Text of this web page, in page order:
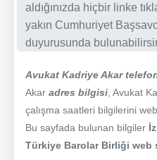
aldığınızda hiçbir linke
yakın Cumhuriyet
duyurusunda
Avukat Kadriye Akar
Akar adres bilgisi , Avukat
çalışma saatleri bilgilerini
Bu sayfada bulunan bilgiler
Türkiye Barolar Birliği web